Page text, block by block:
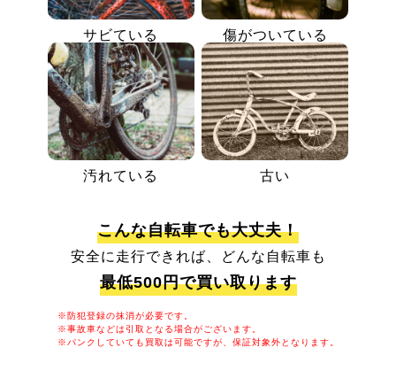
サビている 傷がついている
汚れている 古い
こんな自転車でも大丈夫！
安全に走行できれば、どんな自転車も
最低500円で買い取ります
※防犯登録の抹消が必要です。
※事故車などは引取となる場合がございます。
※パンクしていても買取は可能ですが、保証対象外となります。